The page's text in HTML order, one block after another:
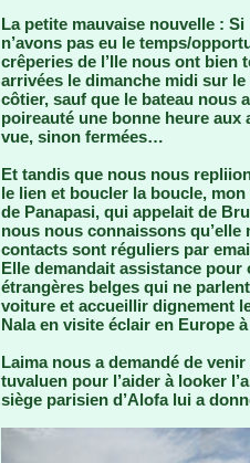
La petite mauvaise nouvelle :
n’avons pas eu le temps/
crêperies de l’Ile nous ont bien
arrivées le dimanche midi sur
côtier, sauf que le bateau nous
poireauté une bonne heure aux
vue, sinon fermées…
Et tandis que nous nous
le lien et boucler la boucle,
de Panapasi, qui appelait de
nous nous connaissons qu’elle
contacts sont réguliers par
Elle demandait assistance
étrangères belges qui ne
voiture et accueillir dignement
Nala en visite éclair en Europe
Laima nous a demandé de
tuvaluen pour l’aider à looker
siège parisien d’Alofa lui a